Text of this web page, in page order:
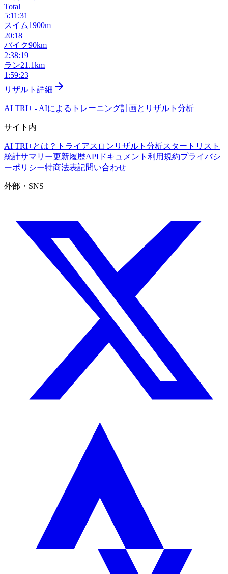
Total
5:11:31
スイム1900m
20:18
バイク90km
2:38:19
ラン21.1km
1:59:23
リザルト詳細
AI TRI+ - AIによるトレーニング計画とリザルト分析
サイト内
AI TRI+とは？ トライアスロンリザルト分析スタートリスト
統計サマリー更新履歴APIドキュメント 利用規約プライバシ
ーポリシー特商法表記問い合わせ
外部・SNS